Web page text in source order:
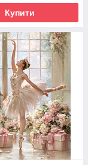
Купити